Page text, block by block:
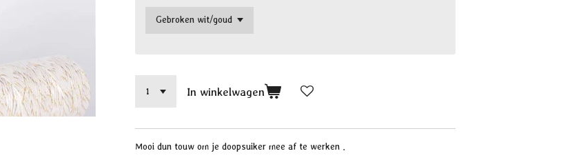
In winkelwagen
Mooi dun touw om je doopsuiker mee af te werken .